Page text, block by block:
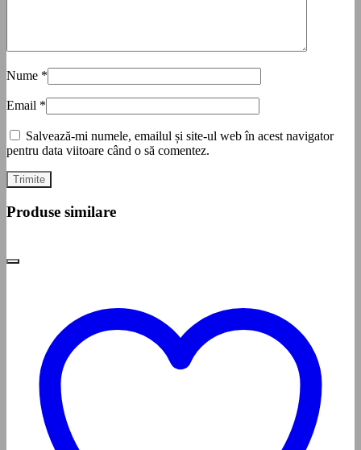
Nume *
Email *
Salvează-mi numele, emailul și site-ul web în acest navigator
pentru data viitoare când o să comentez.
Produse similare